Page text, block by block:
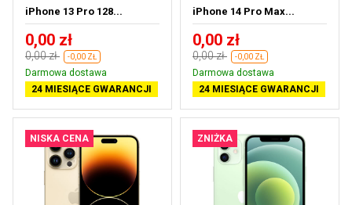
iPhone 13 Pro 128...
0,00 zł
0,00 zł -0,00 ZŁ
Darmowa dostawa
24 MIESIĄCE GWARANCJI
iPhone 14 Pro Max...
0,00 zł
0,00 zł -0,00 ZŁ
Darmowa dostawa
24 MIESIĄCE GWARANCJI
NISKA CENA ZNIŻKA